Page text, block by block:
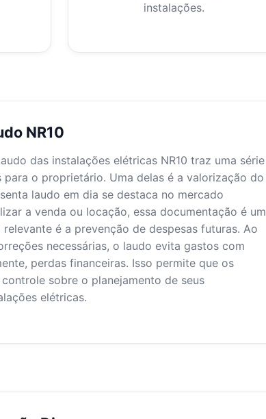
instalações.
NR10
das instalações elétricas NR10 traz uma série
o proprietário. Uma delas é a valorização do
laudo em dia se destaca no mercado
a venda ou locação, essa documentação é um
é a prevenção de despesas futuras. Ao
necessárias, o laudo evita gastos com
perdas financeiras. Isso permite que os
sobre o planejamento de seus
elétricas.